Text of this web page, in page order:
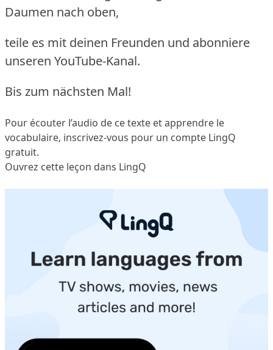
Daumen nach oben,
teile es mit deinen Freunden und abonniere
unseren YouTube-Kanal.
Bis zum nächsten Mal!
Pour écouter l’audio de ce texte et apprendre le
vocabulaire, inscrivez-vous pour un compte LingQ
gratuit.
Ouvrez cette leçon dans LingQ